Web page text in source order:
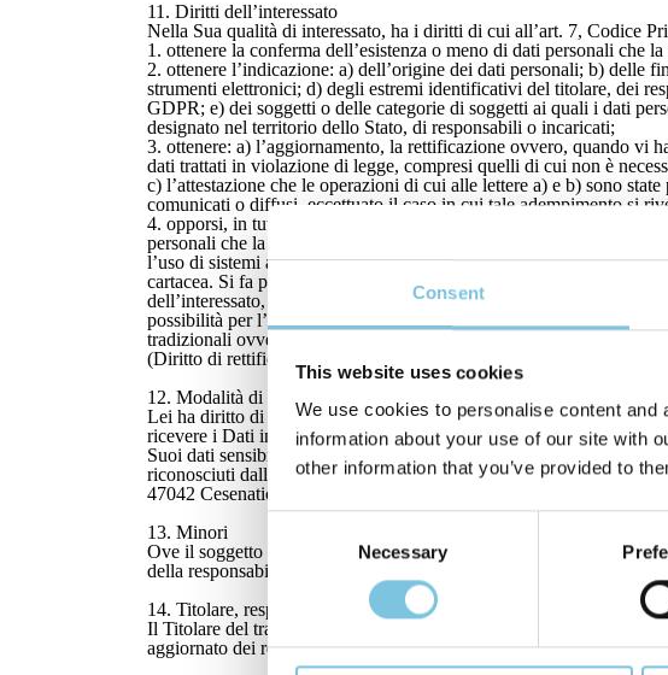
Consent
This website uses cookies
We use cookies to personalise content
information about your use of our site with
other information that you’ve provided to
Necessary
11. Diritti dell’interessato
Nella Sua qualità di interessato, ha i diritti di cui all’art. 7, Codice
1. ottenere la conferma dell’esistenza o meno di dati personali che
2. ottenere l’indicazione: a) dell’origine dei dati personali; b) delle
strumenti elettronici; d) degli estremi identificativi del titolare, dei
GDPR; e) dei soggetti o delle categorie di soggetti ai quali i dati
designato nel territorio dello Stato, di responsabili o incaricati;
3. ottenere: a) l’aggiornamento, la rettificazione ovvero, quando vi
dati trattati in violazione di legge, compresi quelli di cui non è
c) l’attestazione che le operazioni di cui alle lettere a) e b) sono
comunicati o diffusi, eccettuato il caso in cui tale adempimento si
4. opporsi, in tutto o in parte: a) per motivi legittimi al trattamento
personali che la riguardano a fini di invio di materiale pubblicitario
l’uso di sistemi automatizzati di chiamata senza l’intervento di un
cartacea. Si fa presente che il diritto di opposizione
dell’interessato, esposto al precedente punto b), per finalità di
possibilità per l’interessato di esercitare il diritto di opposizione
tradizionali ovvero solo comunicazioni automatizzate oppure
(Diritto di rettifica, diritto all’oblio, diritto di limitazione di
12. Modalità di esercizio dei diritti
Lei ha diritto di chiedere al Titolare l’accesso ai Dati che la
ricevere i Dati in un formato strutturato, di uso comune e leggibile
Suoi dati sensibili in qualsiasi momento ed opporsi in tutto od in
riconosciuti dalla disciplina applicabile. Potrà in qualsiasi
47042 Cesenatico (FC) oppure una e-mail all’indirizzo
13. Minori
Ove il soggetto che conferisce i dati abbia un’età inferiore ai 16
della responsabilità genitoriale per il quale sono acquisiti i dati
14. Titolare, responsabile e incaricati
Il Titolare del trattamento è HOTEL LUNGOMARE srl , con sede
aggiornato dei responsabili e degli incaricati al trattamento è